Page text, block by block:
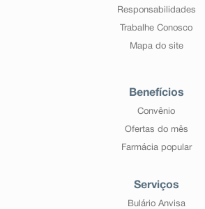
Responsabilidades
Trabalhe Conosco
Mapa do site
Benefícios
Convênio
Ofertas do mês
Farmácia popular
Serviços
Bulário Anvisa